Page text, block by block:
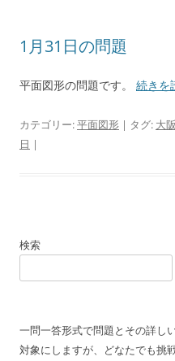
1月31日の問題
平面図形の問題です。 続きを
カテゴリー:平面図形 | タグ: 大
日 |
検索
一問一答形式で問題とその詳し
対象にしますが、どなたでも挑